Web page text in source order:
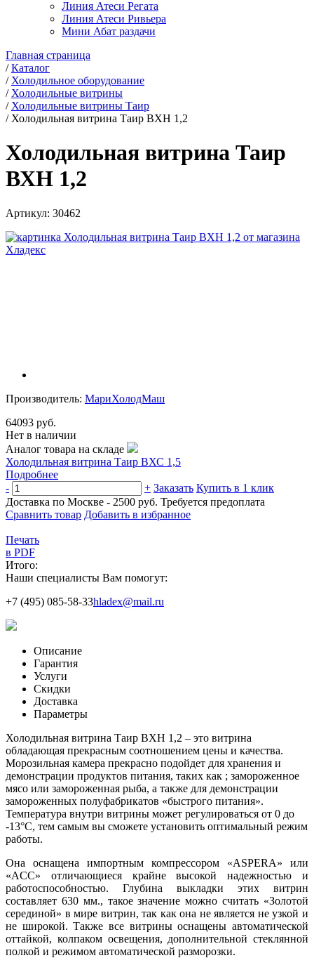
Линия Атеси Регата
Линия Атеси Ривьера
Мини Абат раздачи
Главная страница
/Каталог
/ Холодильное оборудование
/ Холодильные витрины
/ Холодильные витрины Таир
/ Холодильная витрина Таир ВХН 1,2
Холодильная витрина Таир
ВХН 1,2
Артикул: 30462
Производитель: МариХолодМаш
64093 руб.
Нет в наличии
Аналог товара на складе
Холодильная витрина Таир ВХС 1,5
Подробнее
-
+ Заказать Купить в 1 клик
Доставка по Москве - 2500 руб. Требуется предоплата
Сравнить товар Добавить в избранное
Печать
в PDF
Итого:
Наши специалисты Вам помогут:
+7 (495) 085-58-33hladex@mail.ru
Описание
Гарантия
Услуги
Скидки
Доставка
Параметры
Холодильная витрина Таир ВХН 1,2 – это витрина
обладающая прекрасным соотношением цены и качества.
Морозильная камера прекрасно подойдет для хранения и
демонстрации продуктов питания, таких как ; замороженное
мясо или замороженная рыба, а также для демонстрации
замороженных полуфабрикатов «быстрого питания».
Температура внутри витрины может регулироваться от 0 до
-13°С, тем самым вы сможете установить оптимальный режим
работы.
Она оснащена импортным компрессором «ASPERA» или
«ACC» отличающиеся крайне высокой надежностью и
работоспособностью. Глубина выкладки этих витрин
составляет 630 мм., такое значение можно считать «Золотой
серединой» в мире витрин, так как она не является не узкой и
не широкой. Также все витрины оснащены автоматической
оттайкой, колпаком освещения, дополнительной стеклянной
полкой и режимом автоматической разморозки.